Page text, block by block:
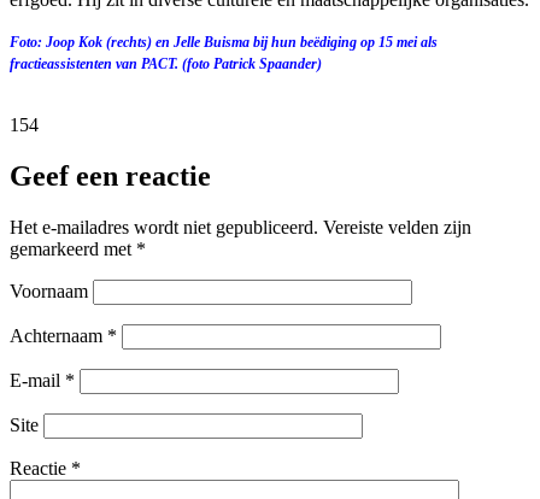
Foto: Joop Kok (rechts) en Jelle Buisma bij hun beëdiging op 15 mei als
fractieassistenten van PACT. (foto Patrick Spaander)
154
Geef een reactie
Het e-mailadres wordt niet gepubliceerd. Vereiste velden zijn
gemarkeerd met *
Voornaam
Achternaam *
E-mail *
Site
Reactie *